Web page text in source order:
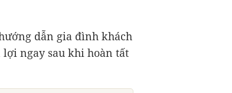
dẫn gia đình khách
ngay sau khi hoàn tất